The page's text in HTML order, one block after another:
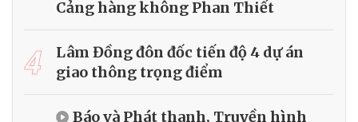
Cảng hàng không Phan Thiết
4
Lâm Đồng đôn đốc tiến độ 4 dự án
giao thông trọng điểm
Báo và Phát thanh, Truyền hình